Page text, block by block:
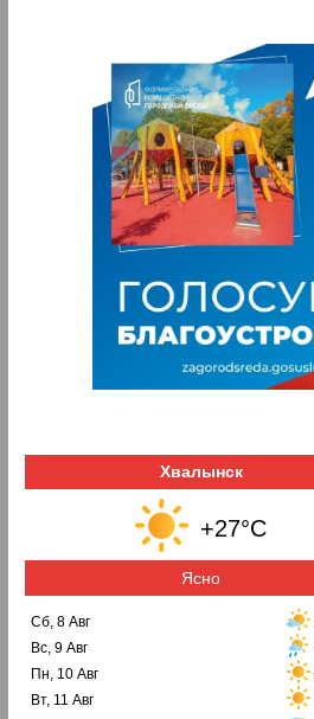
Хвалынск
+27°C
Ясно
Сб, 8 Авг
Вс, 9 Авг
Пн, 10 Авг
Вт, 11 Авг